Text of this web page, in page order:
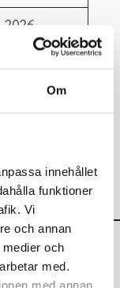
Om
innehållet
funktioner
Vi
och annan
och
med.
med annan
02.02.2027 och
över